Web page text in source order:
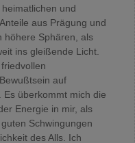
und
aus Prägung und
höhere Sphären, als
ins gleißende Licht.
auf
überkommt mich die
Energie in mir, als
Schwingungen
des Alls. Ich